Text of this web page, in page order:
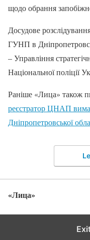
щодо обрання
Досудове
ГУНП в
– Управління
Національної поліції
Раніше «Лица» також
реєстратор ЦНАП
Дніпропетровської
«Лица»